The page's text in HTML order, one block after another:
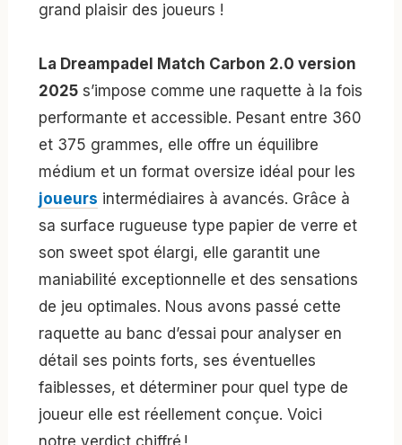
grand plaisir des joueurs !
La Dreampadel Match Carbon 2.0 version
2025s’impose comme une raquette à la fois
performante et accessible. Pesant entre 360
et 375 grammes, elle offre un équilibre
médium et un format oversize idéal pour les
joueurs intermédiaires à avancés. Grâce à
sa surface rugueuse type papier de verre et
son sweet spot élargi, elle garantit une
maniabilité exceptionnelle et des sensations
de jeu optimales. Nous avons passé cette
raquette au banc d’essai pour analyser en
détail ses points forts, ses éventuelles
faiblesses, et déterminer pour quel type de
joueur elle est réellement conçue. Voici
notre verdict chiffré !